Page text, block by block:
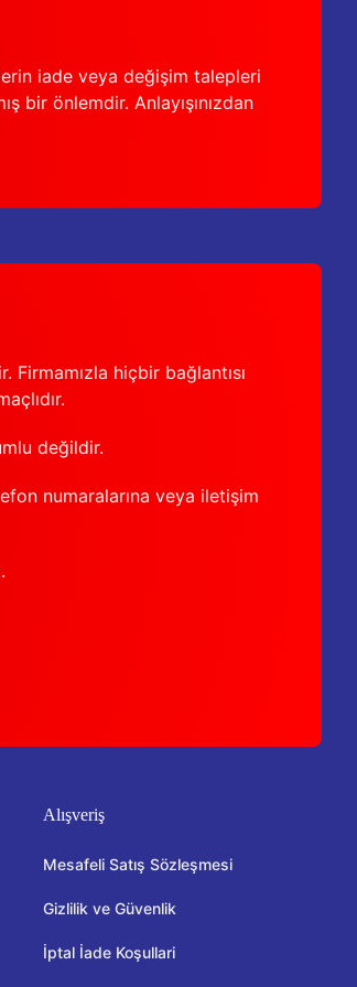
iade veya değişim talepleri
bir önlemdir. Anlayışınızdan
Firmamızla hiçbir bağlantısı
değildir.
numaralarına veya iletişim
Alışveriş
Mesafeli Satış Sözleşmesi
Gizlilik ve Güvenlik
İptal İade Koşullari